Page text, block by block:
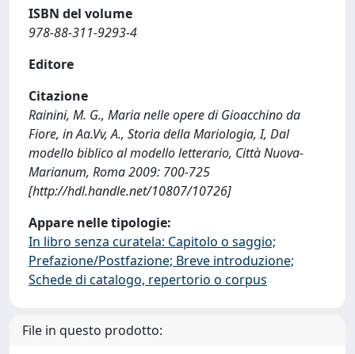
ISBN del volume
978-88-311-9293-4
Editore
Citazione
Rainini, M. G., Maria nelle opere di Gioacchino da
Fiore, in Aa.Vv, A., Storia della Mariologia, I, Dal
modello biblico al modello letterario, Città Nuova-
Marianum, Roma 2009: 700-725
[http://hdl.handle.net/10807/10726]
Appare nelle tipologie:
In libro senza curatela: Capitolo o saggio;
Prefazione/Postfazione; Breve introduzione;
Schede di catalogo, repertorio o corpus
File in questo prodotto: